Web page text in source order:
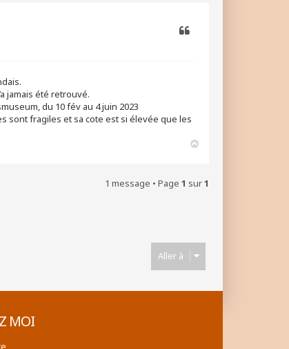
jamais été retrouvé.
du 10 fév au 4 juin 2023
sont fragiles et sa cote est si élevée que les
1 message • Page 1 sur1
Aller à
MOI